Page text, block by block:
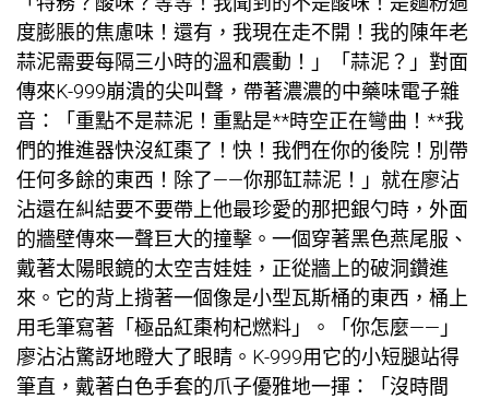
度膨脹的焦慮味！還有，我現在走不開！我的陳年老
蒜泥需要每隔三小時的溫和震動！」「蒜泥？」對面
傳來K-999崩潰的尖叫聲，帶著濃濃的中藥味電子雜
音：「重點不是蒜泥！重點是**時空正在彎曲！**我
們的推進器快沒紅棗了！快！我們在你的後院！別帶
任何多餘的東西！除了——你那缸蒜泥！」就在廖沾
沾還在糾結要不要帶上他最珍愛的那把銀勺時，外面
的牆壁傳來一聲巨大的撞擊。一個穿著黑色燕尾服、
戴著太陽眼鏡的太空吉娃娃，正從牆上的破洞鑽進
來。它的背上揹著一個像是小型瓦斯桶的東西，桶上
用毛筆寫著「極品紅棗枸杞燃料」。「你怎麼——」
廖沾沾驚訝地瞪大了眼睛。K-999用它的小短腿站得
筆直，戴著白色手套的爪子優雅地一揮：「沒時間